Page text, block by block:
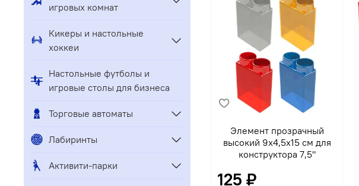
Элемент прозрачный
высокий 9x4,5x15 см для
конструктора 7,5"
125 ₽
игровых комнат
Кикеры и настольные
хоккеи
Настольные футболы и
игровые столы для бизнеса
Торговые автоматы
Лабиринты
Активити-парки